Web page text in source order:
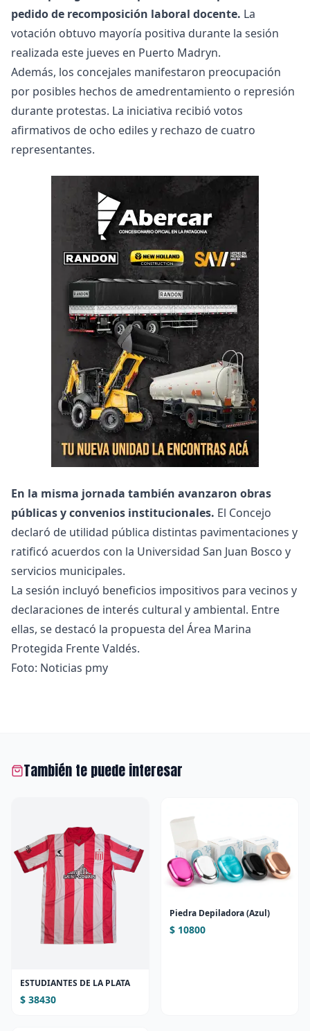
pedido de recomposición laboral docente. La
votación obtuvo mayoría positiva durante la sesión
realizada este jueves en Puerto Madryn.
Además, los concejales manifestaron preocupación
por posibles hechos de amedrentamiento o represión
durante protestas. La iniciativa recibió votos
afirmativos de ocho ediles y rechazo de cuatro
representantes.
En la misma jornada también avanzaron obras
públicas y convenios institucionales. El Concejo
declaró de utilidad pública distintas pavimentaciones y
ratificó acuerdos con la Universidad San Juan Bosco y
servicios municipales.
La sesión incluyó beneficios impositivos para vecinos y
declaraciones de interés cultural y ambiental. Entre
ellas, se destacó la propuesta del Área Marina
Protegida Frente Valdés.
Foto: Noticias pmy
También te puede interesar
ESTUDIANTES DE LA PLATA
$ 38430
Piedra Depiladora (Azul)
$ 10800